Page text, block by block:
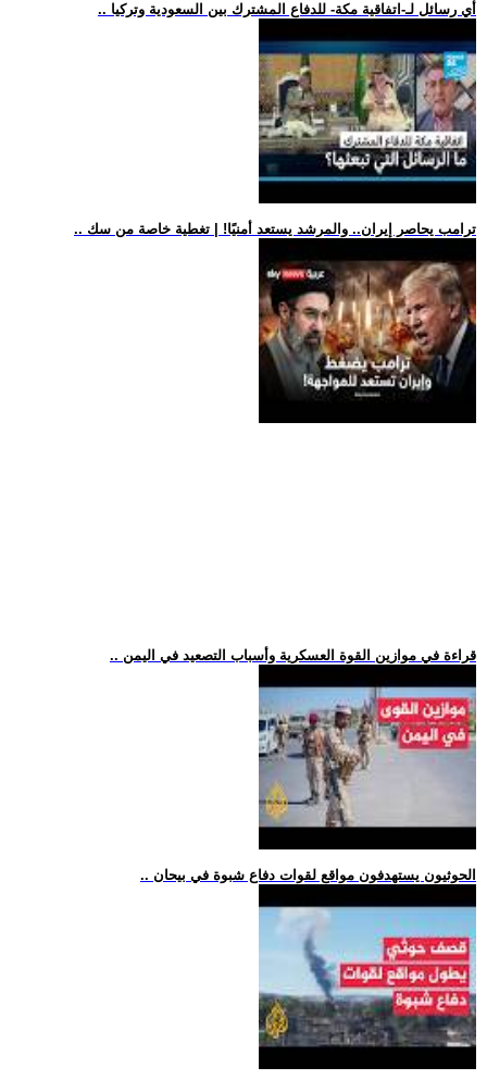
.. أي رسائل لـ-اتفاقية مكة- للدفاع المشترك بين السعودية وتركيا
.. ترامب يحاصر إيران.. والمرشد يستعد أمنيًا! | تغطية خاصة من سك
.. قراءة في موازين القوة العسكرية وأسباب التصعيد في اليمن
.. الحوثيون يستهدفون مواقع لقوات دفاع شبوة في بيحان